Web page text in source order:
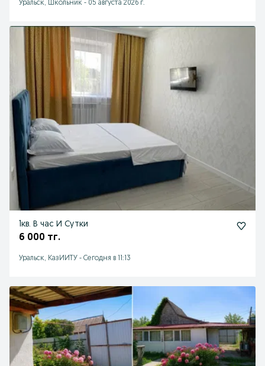
Уральск, Школьник - 05 августа 2026 г.
1кв. В час И Сутки
6 000 тг.
Уральск, КазИИТУ - Сегодня в 11:13